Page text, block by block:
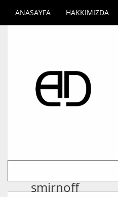
ANASAYFA HAKKIMIZDA
smirnoff